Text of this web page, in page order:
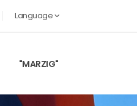
Language
"MARZIG"